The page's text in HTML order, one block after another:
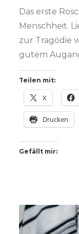
Das erste
Menschheit.
zur Tragödie
gutem
Teilen mit:
X
Drucken
Gefällt mir: